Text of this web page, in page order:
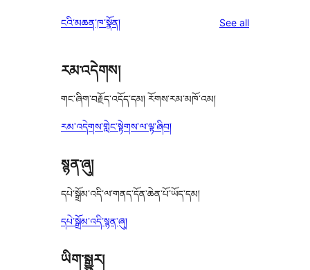
reviews
star
ངའི་མཆན་ཁ་སྣོན། See allreviews
རམ་འདེགས།
གང་ཞིག་བརྗོད་འདོད་དམ། རོགས་རམ་མཁོ་འམ།
རམ་འདེགས་གླེང་སྟེགས་ལ་ལྟ་ཞིབ།
སྙན་ཞུ།
དཔེ་སྒྲོམ་འདི་ལ་གནད་དོན་ཆེན་པོ་ཡོད་དམ།
དཔེ་སྒྲོམ་འདི་སྙན་ཞུ།
ཡིག་སྒྱུར།